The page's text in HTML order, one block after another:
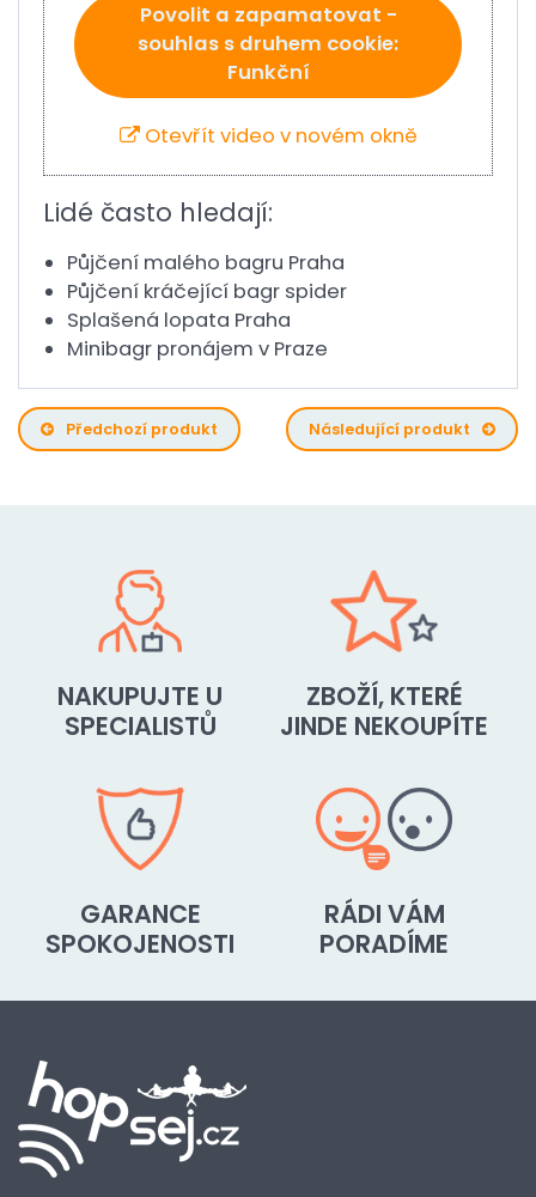
Povolit a zapamatovat -
souhlas s druhem cookie:
Funkční
Otevřít video v novém okně
Lidé často hledají:
Půjčení malého bagru Praha
Půjčení kráčející bagr spider
Splašená lopata Praha
Minibagr pronájem v Praze
Předchozí produkt Následující produkt
NAKUPUJTE U
SPECIALISTŮ
ZBOŽÍ, KTERÉ
JINDE NEKOUPÍTE
GARANCE
SPOKOJENOSTI
RÁDI VÁM
PORADÍME